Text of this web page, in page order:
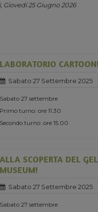
Giovedi 25 Giugno 2026
LABORATORIO CARTOON!
Sabato 27 Settembre 2025
Sabato 27 settembre
Primo turno: ore 11.30
Secondo turno: ore 15.00
ALLA SCOPERTA DEL
MUSEUM!
Sabato 27 Settembre 2025
Sabato 27 settembre